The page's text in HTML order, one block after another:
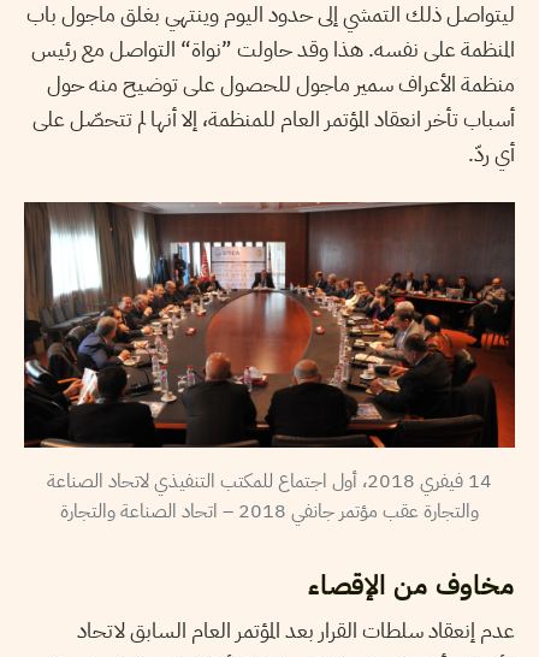
ليتواصل ذلك التمشي إلى حدود اليوم وينتهي بغلق ماجول باب
المنظمة على نفسه. هذا وقد حاولت ”نواة“ التواصل مع رئيس
منظمة الأعراف سمير ماجول للحصول على توضيح منه حول
أسباب تأخر انعقاد المؤتمر العام للمنظمة، إلا أنها لم تتحصّل على
أي ردّ.
14 فيفري 2018، أول اجتماع للمكتب التنفيذي لاتحاد الصناعة
والتجارة عقب مؤتمر جانفي 2018 – اتحاد الصناعة والتجارة
مخاوف من الإقصاء
عدم إنعقاد سلطات القرار بعد المؤتمر العام السابق لاتحاد